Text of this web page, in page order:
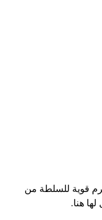
قوية للسلطة من
هنا.